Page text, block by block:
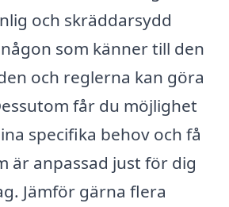
och skräddarsydd
som känner till den
och reglerna kan göra
får du möjlighet
specifika behov och få
är anpassad just för dig
Jämför gärna flera